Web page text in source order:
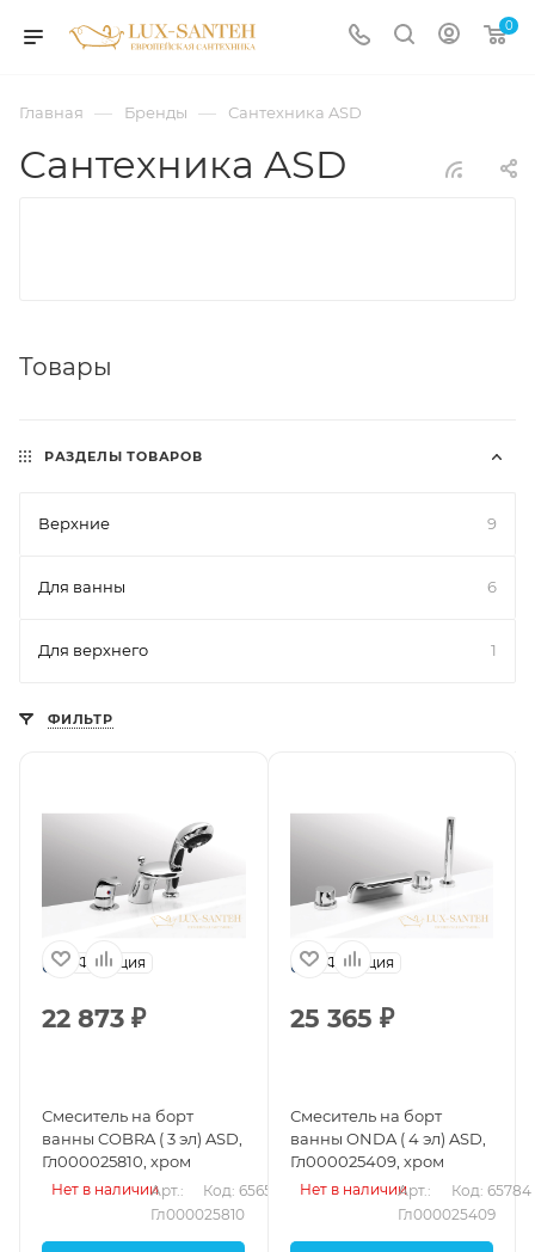
0
Главная — Бренды — Сантехника ASD
Сантехника ASD
Товары
РАЗДЕЛЫ ТОВАРОВ
Верхние 9
Для ванны 6
Для верхнего 1
ФИЛЬТР
Франция
22 873 ₽
Смеситель на борт
ванны COBRA ( 3 эл) ASD,
Гл000025810, хром
Нет в наличииАрт.:
Гл000025810
Код: 65652
Франция
25 365 ₽
Смеситель на борт
ванны ONDA ( 4 эл) ASD,
Гл000025409, хром
Нет в наличииАрт.:
Гл000025409
Код: 65784